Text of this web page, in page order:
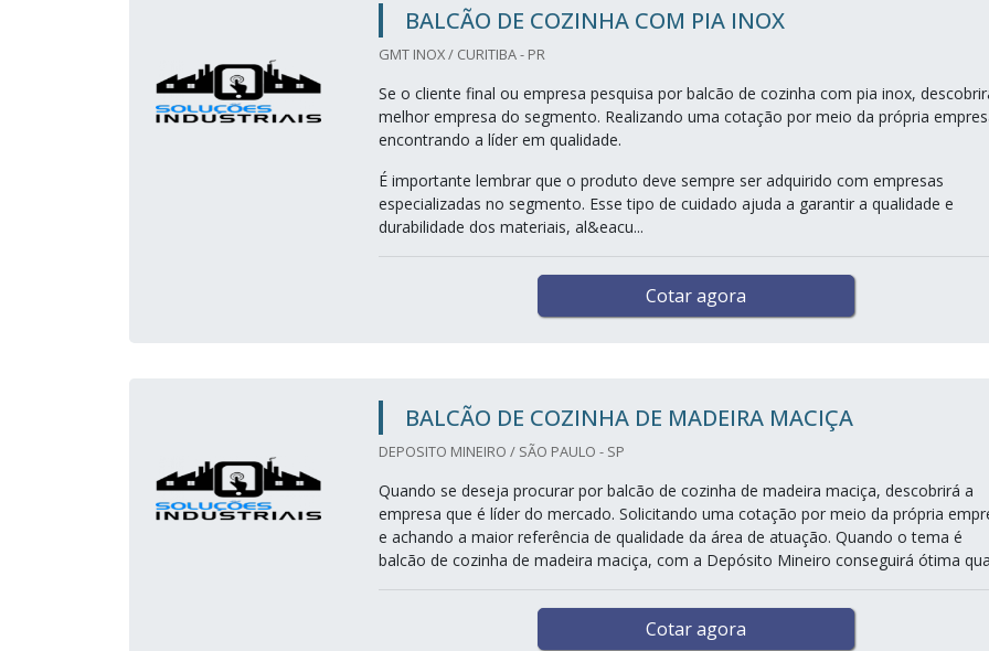
BALCÃO DE COZINHA COM PIA INOX
GMT INOX / CURITIBA - PR
Se o cliente final ou empresa pesquisa por balcão de cozinha com pia inox,
melhor empresa do segmento. Realizando uma cotação por meio da própria
encontrando a líder em qualidade.
É importante lembrar que o produto deve sempre ser adquirido com empresas
especializadas no segmento. Esse tipo de cuidado ajuda a garantir a qualidade e
durabilidade dos materiais, al&eacu...
Cotar agora
BALCÃO DE COZINHA DE MADEIRA MACIÇA
DEPOSITO MINEIRO / SÃO PAULO - SP
Quando se deseja procurar por balcão de cozinha de madeira maciça, descobrirá a
empresa que é líder do mercado. Solicitando uma cotação por meio da própria
e achando a maior referência de qualidade da área de atuação. Quando o tema é
balcão de cozinha de madeira maciça, com a Depósito Mineiro conseguirá ótima
Cotar agora